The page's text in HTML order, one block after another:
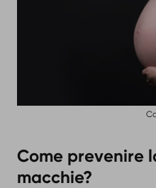
Come prevenire
macchie?